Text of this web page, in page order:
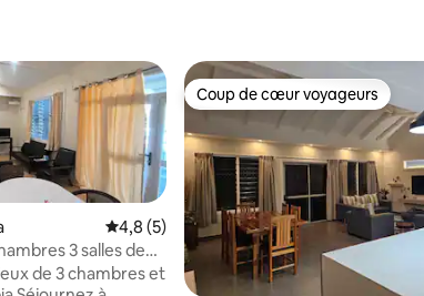
Évaluation moyenne sur la base de 5
4,8 (5)
3 salles de
de 3 chambres et
Coup de cœur voyageurs
Coup de cœur voyageurs